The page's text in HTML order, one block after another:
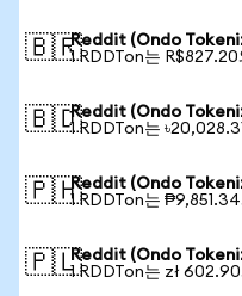
🇧🇷Reddit (Ondo
1 RDDTon는 R$827.20
🇧🇩Reddit (Ondo
1 RDDTon는
🇵🇭Reddit (Ondo
1 RDDTon는
🇵🇱Reddit (Ondo
1 RDDTon는 zł